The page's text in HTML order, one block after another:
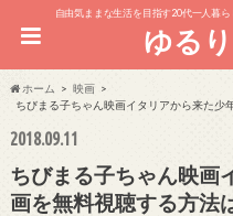
自由気ままな生活を目指す20代一人暮
ゆる
ホーム
映画
ちびまる子ちゃん映画イタリアから来た
2018.09.11
ちびまる子ちゃん映画
画を無料視聴する方法